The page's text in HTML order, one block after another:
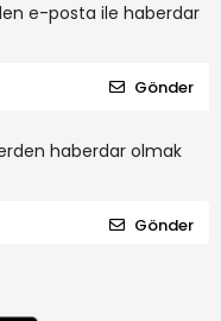
e-posta ile haberdar
Gönder
haberdar olmak
Gönder